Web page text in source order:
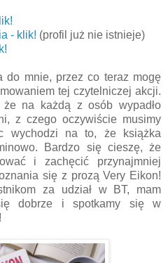
- klik! (profil już nie istnieje)
do mnie, przez co teraz mogę
tej czytelniczej akcji.
na każdą z osób wypadło
z czego oczywiście musimy
wychodzi na to, że książka
Bardzo się cieszę, że
i zachęcić przynajmniej
się z prozą Very Eikon!
za udział w BT, mam
dobrze i spotkamy się w